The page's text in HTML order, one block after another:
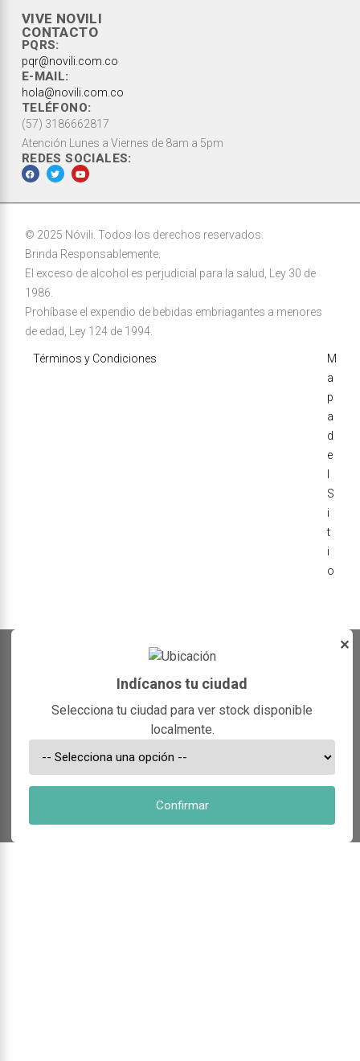
VIVE NOVILI
CONTACTO
PQRS:
pqr@novili.com.co
E-MAIL:
hola@novili.com.co
TELÉFONO:
(57) 3186662817
Atención Lunes a Viernes de 8am a 5pm
REDES SOCIALES:
© 2025 Nóvili. Todos los derechos reservados.
Brinda Responsablemente.
El exceso de alcohol es perjudicial para la salud, Ley 30 de
1986.
Prohíbase el expendio de bebidas embriagantes a menores
de edad, Ley 124 de 1994.
Términos y Condiciones
M
a
p
a
d
e
S
i
t
i
o
✕
Indícanos tu ciudad
Selecciona tu ciudad para ver stock disponible
localmente.
Confirmar